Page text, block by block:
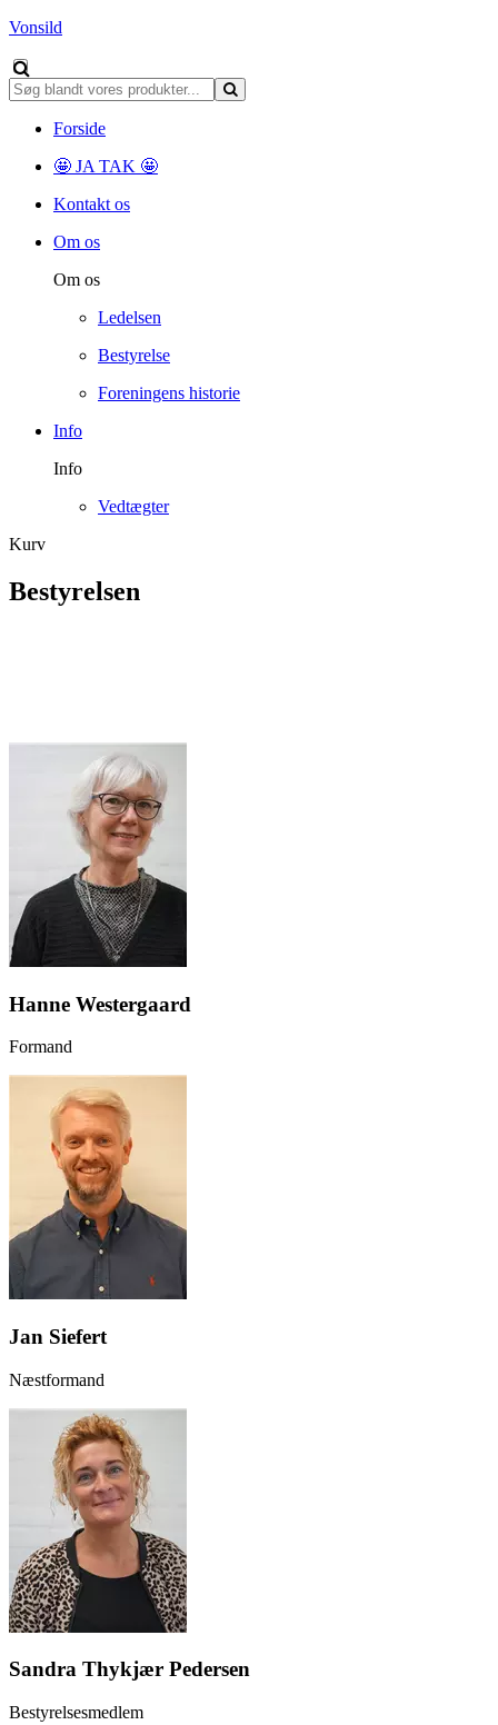
Vonsild
Forside
🤩 JA TAK 🤩
Kontakt os
Om os
Om os
Ledelsen
Bestyrelse
Foreningens historie
Info
Info
Vedtægter
Kurv
Bestyrelsen
Hanne Westergaard
Formand
Jan Siefert
Næstformand
Sandra Thykjær Pedersen
Bestyrelsesmedlem